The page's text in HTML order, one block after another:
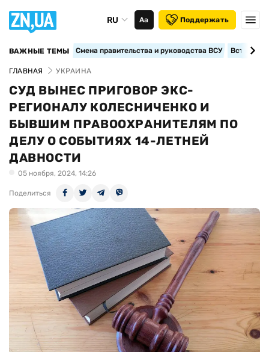
RU Аа Поддержать
ВАЖНЫЕ ТЕМЫ Смена правительства и руководства ВСУ
ГЛАВНАЯ УКРАИНА
СУД ВЫНЕС ПРИГОВОР ЭКС-
РЕГИОНАЛУ КОЛЕСНИЧЕНКО И
БЫВШИМ ПРАВООХРАНИТЕЛЯМ ПО
ДЕЛУ О СОБЫТИЯХ 14-ЛЕТНЕЙ
ДАВНОСТИ
05 ноября, 2024, 14:26
Поделиться